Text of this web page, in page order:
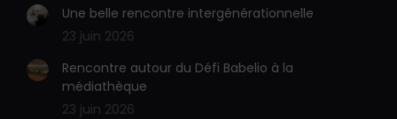
Une belle rencontre intergénérationnelle
23 juin 2026
Rencontre autour du Défi Babelio à la
médiathèque
23 juin 2026